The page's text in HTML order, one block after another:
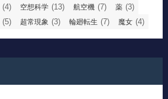
(4) 空想科学 (13) 航空機 (7) 薬 (3)
(5) 超常現象 (3) 輪廻転生 (7) 魔女 (4)